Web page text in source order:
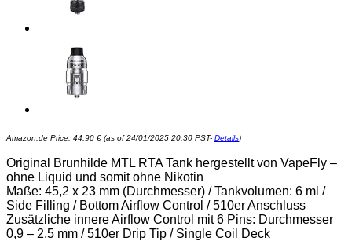
Amazon.de Price: 44,90 € (as of 24/01/2025 20:30 PST- Details)
Original Brunhilde MTL RTA Tank hergestellt von VapeFly –
ohne Liquid und somit ohne Nikotin
Maße: 45,2 x 23 mm (Durchmesser) / Tankvolumen: 6 ml /
Side Filling / Bottom Airflow Control / 510er Anschluss
Zusätzliche innere Airflow Control mit 6 Pins: Durchmesser
0,9 – 2,5 mm / 510er Drip Tip / Single Coil Deck